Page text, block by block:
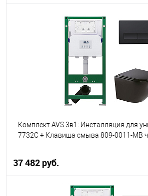
В корзину
В
Комплект AVS 3в1: Инсталляция для
7732C + Клавиша смыва 809-0011-MB
37 482 руб.
В корзину